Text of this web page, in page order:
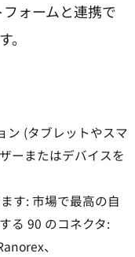
ォームと連携で
。
ン (タブレットやスマ
ーまたはデバイスを
す: 市場で最高の自
る 90 のコネクタ:
、